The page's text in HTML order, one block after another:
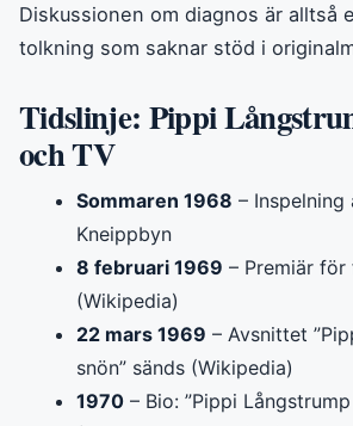
Diskussionen om diagnos är alltså
tolkning som saknar stöd i
Tidslinje: Pippi
och TV
Sommaren 1968 – Inspelning
Kneippbyn
8 februari 1969 – Premiär
(Wikipedia)
22 mars 1969 – Avsnittet
snön” sänds (Wikipedia)
1970 – Bio: ”Pippi